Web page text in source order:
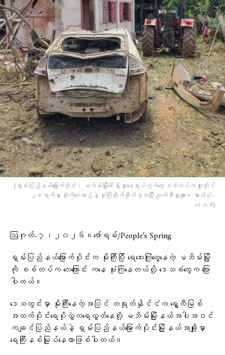
(ရှမ်းပြည်နယ်မြောက်ပိုင်း၊ မဘိမ်းမြို့ပေါ်ရှိ လူနေရပ်ကွက်တွေ စစ်တပ်က ဇူလိုင်
၂၈ရက်မှာ တိုက်လေယာဉ်နဲ့ ဗုံးကြဲတိုက်ခိုက်ခဲ့အပြီး ပျက်စီးမှုများ။ ဓာတ်ပုံ -
ဒေသခံ)
ဩဂုတ်-၇၊၂၀၂၆။ဇော်ရမ်း/People’s Spring
ရှမ်းပြည်နယ်မြောက်ပိုင်းက မိုးကြီးပြီး ရေဘေးကြုံတွေ့နေတဲ့ မဘိမ်းမြို့
ကို စစ်တပ်က လေကြောင်း ကနေ ဗုံးကြဲနေတယ်လို့ ဒေသခံတွေက ပြော
ပါတယ်။
ဒေသတွင်းမှာ မိုးကြီးနေတဲ့အပြင် တရုတ်နိုင်ငံက ရွှေလီမြစ်
အထက်ပိုင်းရေပိုလွှဲက​ရေလွှတ်နေလို့ မဘိမ်းမြို့နယ်အပါအဝင်
ကချင်ပြည်နယ်နဲ့ ရှမ်းပြည်နယ်မြောက်ပိုင်းမြို့နယ်အချို့မှာ
ရေကြီးနစ်မြုပ်နေတာဖြစ်ပါတယ်။